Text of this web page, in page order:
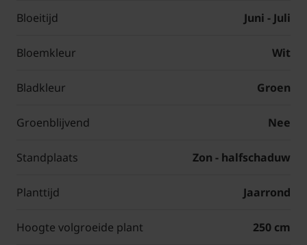
Bloeitijd Juni - Juli
Bloemkleur Wit
Bladkleur Groen
Groenblijvend Nee
Standplaats Zon - halfschaduw
Planttijd Jaarrond
Hoogte volgroeide plant 250 cm